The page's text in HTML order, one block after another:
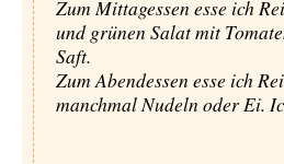
Zum Mittagessen esse ich
und grünen Salat mit
Saft.
Zum Abendessen esse ich
manchmal Nudeln oder Ei.